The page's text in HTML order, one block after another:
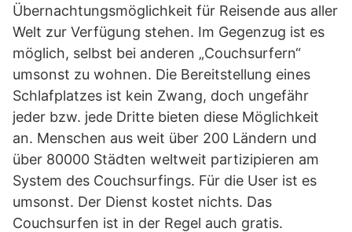
Übernachtungsmöglichkeit für Reisende aus aller
Welt zur Verfügung stehen. Im Gegenzug ist es
möglich, selbst bei anderen „Couchsurfern“
umsonst zu wohnen. Die Bereitstellung eines
Schlafplatzes ist kein Zwang, doch ungefähr
jeder bzw. jede Dritte bieten diese Möglichkeit
an. Menschen aus weit über 200 Ländern und
über 80000 Städten weltweit partizipieren am
System des Couchsurfings. Für die User ist es
umsonst. Der Dienst kostet nichts. Das
Couchsurfen ist in der Regel auch gratis.